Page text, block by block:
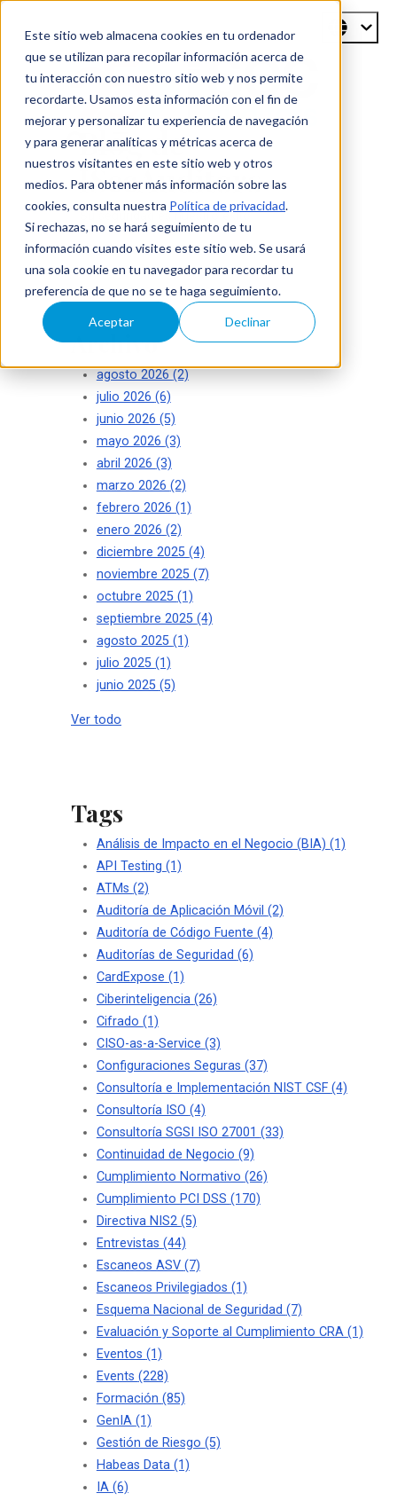
Este sitio web almacena cookies en tu ordenador
que se utilizan para recopilar información acerca de
tu interacción con nuestro sitio web y nos permite
recordarte. Usamos esta información con el fin de
mejorar y personalizar tu experiencia de navegación
y para generar analíticas y métricas acerca de
nuestros visitantes en este sitio web y otros
medios. Para obtener más información sobre las
cookies, consulta nuestra Política de privacidad.
Si rechazas, no se hará seguimiento de tu
información cuando visites este sitio web. Se usará
una sola cookie en tu navegador para recordar tu
preferencia de que no se te haga seguimiento.
Aceptar Declinar
Blog de
ISecAuditors
Su seguridad es nuestro éxito
Archivo
agosto 2026 (2)
julio 2026 (6)
junio 2026 (5)
mayo 2026 (3)
abril 2026 (3)
marzo 2026 (2)
febrero 2026 (1)
enero 2026 (2)
diciembre 2025 (4)
noviembre 2025 (7)
octubre 2025 (1)
septiembre 2025 (4)
agosto 2025 (1)
julio 2025 (1)
junio 2025 (5)
Ver todo
Tags
Análisis de Impacto en el Negocio (BIA) (1)
API Testing (1)
ATMs (2)
Auditoría de Aplicación Móvil (2)
Auditoría de Código Fuente (4)
Auditorías de Seguridad (6)
CardExpose (1)
Ciberinteligencia (26)
Cifrado (1)
CISO-as-a-Service (3)
Configuraciones Seguras (37)
Consultoría e Implementación NIST CSF (4)
Consultoría ISO (4)
Consultoría SGSI ISO 27001 (33)
Continuidad de Negocio (9)
Cumplimiento Normativo (26)
Cumplimiento PCI DSS (170)
Directiva NIS2 (5)
Entrevistas (44)
Escaneos ASV (7)
Escaneos Privilegiados (1)
Esquema Nacional de Seguridad (7)
Evaluación y Soporte al Cumplimiento CRA (1)
Eventos (1)
Events (228)
Formación (85)
GenIA (1)
Gestión de Riesgo (5)
Habeas Data (1)
IA (6)